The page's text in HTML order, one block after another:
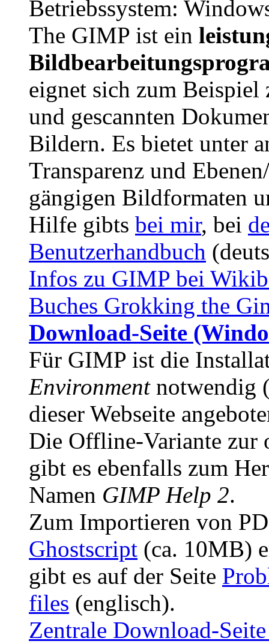
Betriebssystem:
The GIMP ist ein
eignet sich zum
und gescannten
Bildern. Es bietet unter
Transparenz und
gängigen Bildformaten
Hilfe gibts bei mir, bei
Benutzerhandbuch
Infos zu GIMP bei
Buches Grokking the
Download-Seite
Für GIMP ist die
Environmentnotwendig
dieser Webseite
Die Offline-Variante zur
gibt es ebenfalls zum
Namen GIMP Help 2.
Zum Importieren von
Ghostscript (ca. 10MB)
gibt es auf der Seite
files (englisch).
Zentrale Download-